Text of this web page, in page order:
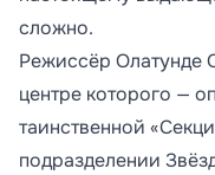
сложно.
Режиссёр Олатунде
центре которого —
таинственной
подразделении